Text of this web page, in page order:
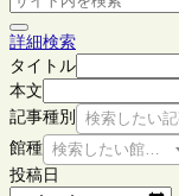
詳細検索
タイトル
本文
記事種別
検索したい
館種 検索したい館種を
投稿日